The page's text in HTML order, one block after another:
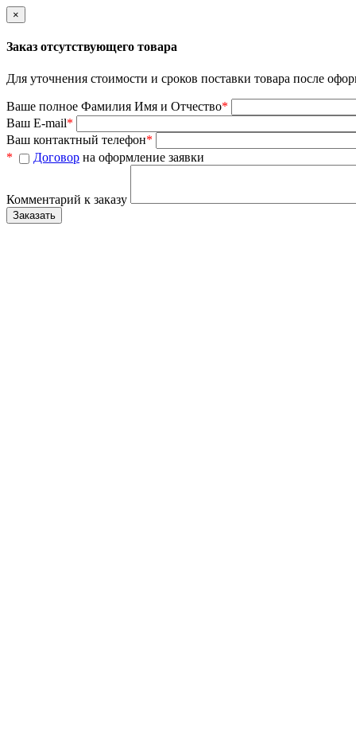
×
Заказ отсутствующего товара
Для уточнения стоимости и сроков поставки товара после
Ваше полное Фамилия Имя и Отчество*
Ваш E-mail*
Ваш контактный телефон*
*
Договор на оформление заявки
Комментарий к заказу